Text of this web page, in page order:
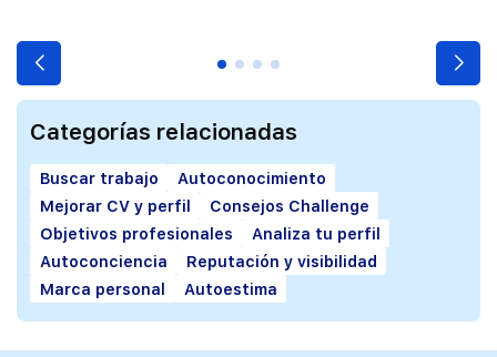
Categorías relacionadas
Buscar trabajo
Autoconocimiento
Mejorar CV y perfil
Consejos Challenge
Objetivos profesionales
Analiza tu perfil
Autoconciencia
Reputación y visibilidad
Marca personal
Autoestima